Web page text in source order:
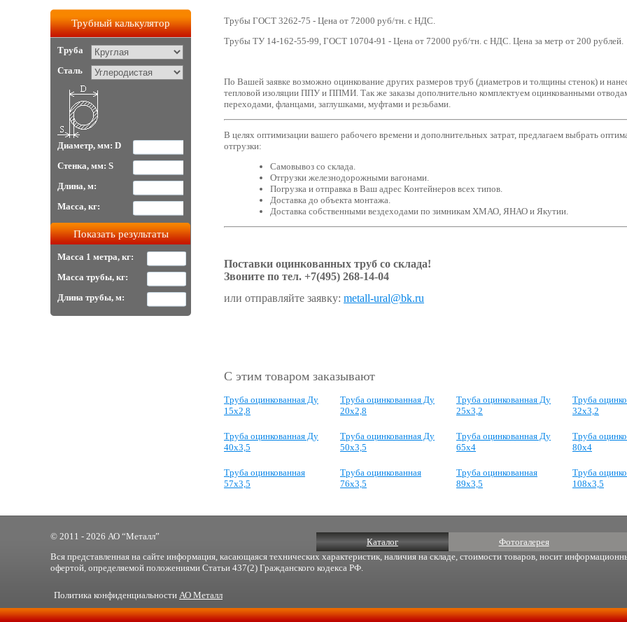
Трубы ГОСТ 3262-75 - Цена от 72000 руб/тн. с НДС.
Трубы ТУ 14-162-55-99, ГОСТ 10704-91 - Цена от 72000 руб/тн. с НДС. Цена за метр от 200 рублей.
По Вашей заявке возможно оцинкование других размеров труб (диаметров и толщины стенок) и
тепловой изоляции ППУ и ППМИ. Так же заказы дополнительно комплектуем оцинкованными
переходами, фланцами, заглушками, муфтами и резьбами.
В целях оптимизации вашего рабочего времени и дополнительных затрат, предлагаем выбрать
отгрузки:
Самовывоз со склада.
Отгрузки железнодорожными вагонами.
Погрузка и отправка в Ваш адрес Контейнеров всех типов.
Доставка до объекта монтажа.
Доставка собственными вездеходами по зимникам ХМАО, ЯНАО и Якутии.
Поставки оцинкованных труб со склада!
Звоните по тел. +7(495) 268-14-04
или отправляйте заявку: metall-ural@bk.ru
С этим товаром заказывают
Труба оцинкованная Ду
15х2,8
Труба оцинкованная Ду
20х2,8
Труба оцинкованная Ду
25х3,2
Труба
32х3,2
Труба оцинкованная Ду
40х3,5
Труба оцинкованная Ду
50х3,5
Труба оцинкованная Ду
65х4
Труба
80х4
Труба оцинкованная
57х3,5
Труба оцинкованная
76х3,5
Труба оцинкованная
89х3,5
Труба
108х3,5
Трубный калькулятор
Труба
Сталь
Диаметр, мм: D
Стенка, мм: S
Длина, м:
Масса, кг:
Масса 1 метра, кг:
Масса трубы, кг:
Длина трубы, м:
Каталог Фотогалерея
© 2011 - 2026 АО “Металл”
Вся представленная на сайте информация, касающаяся технических характеристик, наличия на складе, стоимости товаров, носит
офертой, определяемой положениями Статьи 437(2) Гражданского кодекса РФ.
Политика конфиденциальности АО Металл